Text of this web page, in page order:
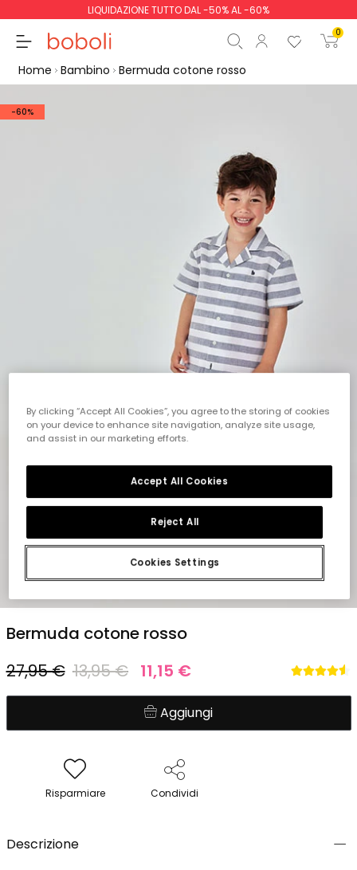
LIQUIDAZIONE TUTTO DAL -50% AL -60%
0
Inizio ordine
Home Bambino Bermuda cotone rosso
-60%
Bermuda cotone rosso
27,95 € 13,95 € 11,15 €
Aggiungi
Risparmiare Condividi
Descrizione
By clicking “Accept All Cookies”, you agree to the storing of cookies
on your device to enhance site navigation, analyze site usage,
and assist in our marketing efforts.
Cookies Settings
Reject All
Accept All Cookies